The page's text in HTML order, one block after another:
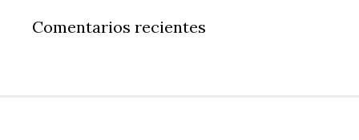
Comentarios recientes